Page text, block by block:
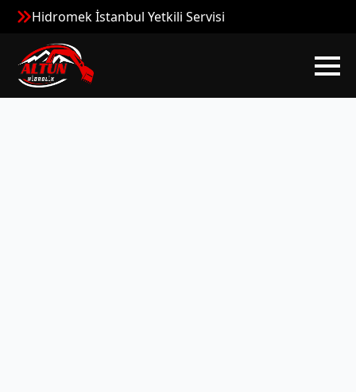
Hidromek İstanbul Yetkili Servisi